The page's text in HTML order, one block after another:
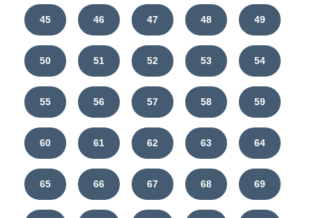
45 46 47 48 49
50 51 52 53 54
55 56 57 58 59
60 61 62 63 64
65 66 67 68 69